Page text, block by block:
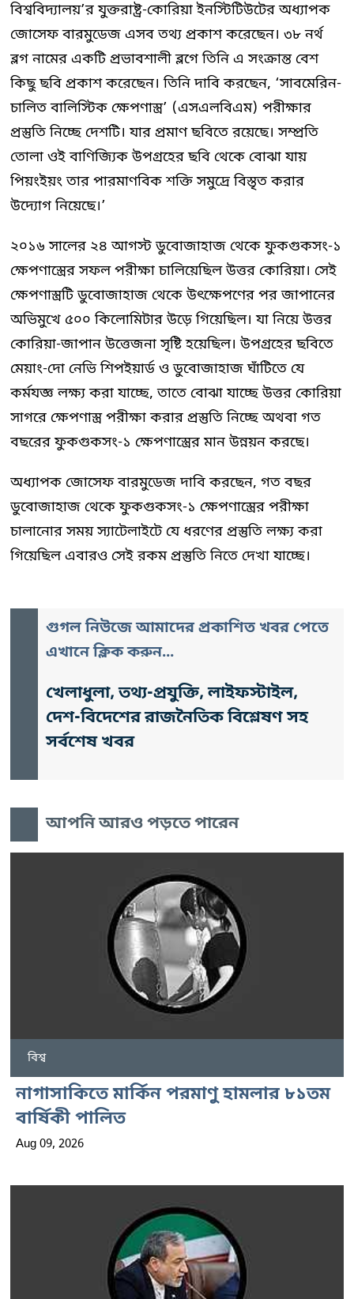
বিশ্ববিদ্যালয়’র যুক্তরাষ্ট্র-কোরিয়া ইনস্টিটিউটের অধ্যাপক
জোসেফ বারমুডেজ এসব তথ্য প্রকাশ করেছেন। ৩৮ নর্থ
ব্লগ নামের একটি প্রভাবশালী ব্লগে তিনি এ সংক্রান্ত বেশ
কিছু ছবি প্রকাশ করেছেন। তিনি দাবি করছেন, ‘সাবমেরিন-
চালিত বালিস্টিক ক্ষেপণাস্ত্র’ (এসএলবিএম) পরীক্ষার
প্রস্তুতি নিচ্ছে দেশটি। যার প্রমাণ ছবিতে রয়েছে। সম্প্রতি
তোলা ওই বাণিজ্যিক উপগ্রহের ছবি থেকে বোঝা যায়
পিয়ংইয়ং তার পারমাণবিক শক্তি সমুদ্রে বিস্তৃত করার
উদ্যোগ নিয়েছে।’
২০১৬ সালের ২৪ আগস্ট ডুবোজাহাজ থেকে ফুকগুকসং-১
ক্ষেপণাস্ত্রের সফল পরীক্ষা চালিয়েছিল উত্তর কোরিয়া। সেই
ক্ষেপণাস্ত্রটি ডুবোজাহাজ থেকে উৎক্ষেপণের পর জাপানের
অভিমুখে ৫০০ কিলোমিটার উড়ে গিয়েছিল। যা নিয়ে উত্তর
কোরিয়া-জাপান উত্তেজনা সৃষ্টি হয়েছিল। উপগ্রহের ছবিতে
মেয়াং-দো নেভি শিপইয়ার্ড ও ডুবোজাহাজ ঘাঁটিতে যে
কর্মযজ্ঞ লক্ষ্য করা যাচ্ছে, তাতে বোঝা যাচ্ছে উত্তর কোরিয়া
সাগরে ক্ষেপণাস্ত্র পরীক্ষা করার প্রস্তুতি নিচ্ছে অথবা গত
বছরের ফুকগুকসং-১ ক্ষেপণাস্ত্রের মান উন্নয়ন করছে।
অধ্যাপক জোসেফ বারমুডেজ দাবি করছেন, গত বছর
ডুবোজাহাজ থেকে ফুকগুকসং-১ ক্ষেপণাস্ত্রের পরীক্ষা
চালানোর সময় স্যাটেলাইটে যে ধরণের প্রস্তুতি লক্ষ্য করা
গিয়েছিল এবারও সেই রকম প্রস্তুতি নিতে দেখা যাচ্ছে।
গুগল নিউজে আমাদের প্রকাশিত খবর পেতে
এখানে ক্লিক করুন...
খেলাধুলা, তথ্য-প্রযুক্তি, লাইফস্টাইল,
দেশ-বিদেশের রাজনৈতিক বিশ্লেষণ সহ
সর্বশেষ খবর
আপনি আরও পড়তে পারেন
বিশ্ব
নাগাসাকিতে মার্কিন পরমাণু হামলার ৮১তম
বার্ষিকী পালিত
Aug 09, 2026